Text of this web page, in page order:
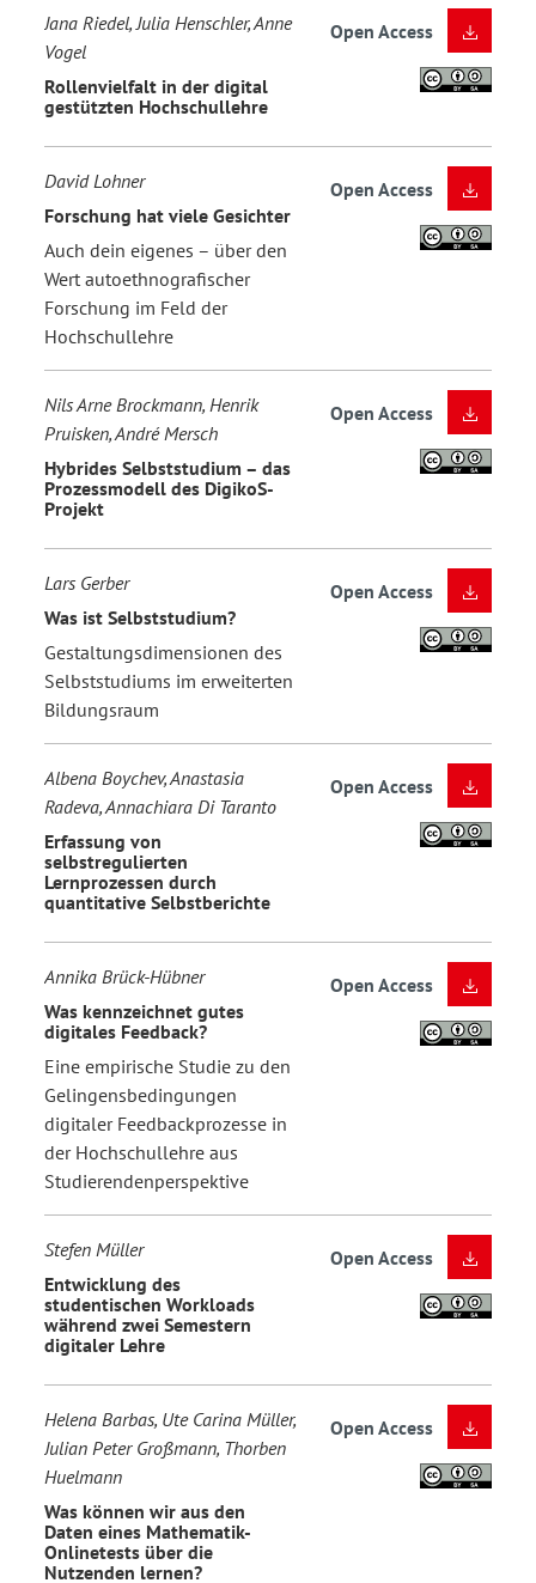
Jana Riedel, Julia Henschler, Anne
Vogel
Rollenvielfalt in der digital
gestützten Hochschullehre
Open Access
David Lohner
Forschung hat viele Gesichter
Auch dein eigenes – über den
Wert autoethnografischer
Forschung im Feld der
Hochschullehre
Open Access
Nils Arne Brockmann, Henrik
Pruisken, André Mersch
Hybrides Selbststudium – das
Prozessmodell des DigikoS-
Projekt
Open Access
Lars Gerber
Was ist Selbststudium?
Gestaltungsdimensionen des
Selbststudiums im erweiterten
Bildungsraum
Open Access
Albena Boychev, Anastasia
Radeva, Annachiara Di Taranto
Erfassung von
selbstregulierten
Lernprozessen durch
quantitative Selbstberichte
Open Access
Annika Brück-Hübner
Was kennzeichnet gutes
digitales Feedback?
Eine empirische Studie zu den
Gelingensbedingungen
digitaler Feedbackprozesse in
der Hochschullehre aus
Studierendenperspektive
Open Access
Stefen Müller
Entwicklung des
studentischen Workloads
während zwei Semestern
digitaler Lehre
Open Access
Helena Barbas, Ute Carina Müller,
Julian Peter Großmann, Thorben
Huelmann
Was können wir aus den
Daten eines Mathematik-
Onlinetests über die
Nutzenden lernen?
Open Access